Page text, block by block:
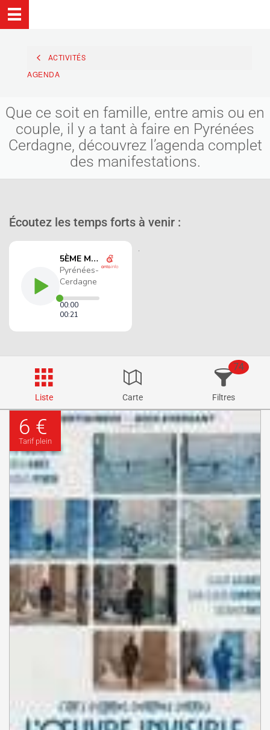
ACTIVITÉS
AGENDA
Que ce soit en famille, entre amis ou en
couple, il y a tant à faire en Pyrénées
Cerdagne, découvrez l’agenda complet
des manifestations.
Écoutez les temps forts à venir :
Liste Carte Filtres
74
6 €
Tarif plein